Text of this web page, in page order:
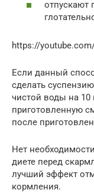
отпускают
https://
Если данный
сделать
чистой воды на 10
приготовленную
после
Нет
диете перед
лучший эффект
кормления.